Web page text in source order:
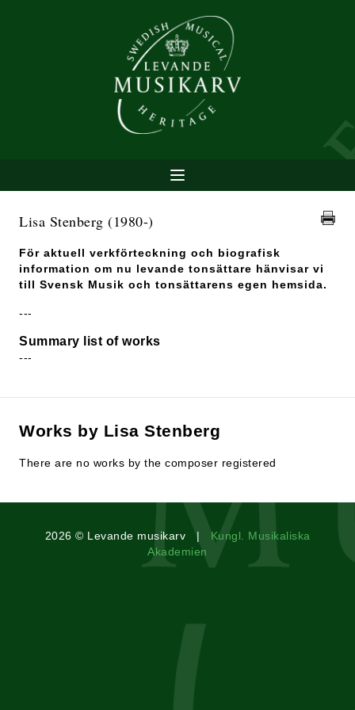
Lisa Stenberg (1980-)
För aktuell verkförteckning och biografisk
information om nu levande tonsättare hänvisar vi
till Svensk Musik och tonsättarens egen hemsida.
---
Summary list of works
---
Works by Lisa Stenberg
There are no works by the composer registered
2026 © Levande musikarv | Kungl. Musikaliska
Akademien